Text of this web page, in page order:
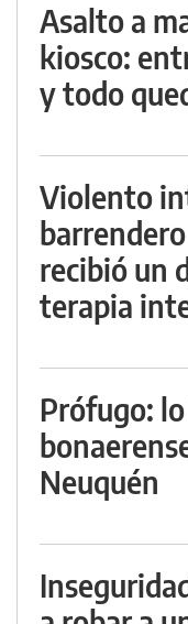
Asalto a
kiosco:
y todo
Violento
recibió un
terapia
Prófugo:
Neuquén